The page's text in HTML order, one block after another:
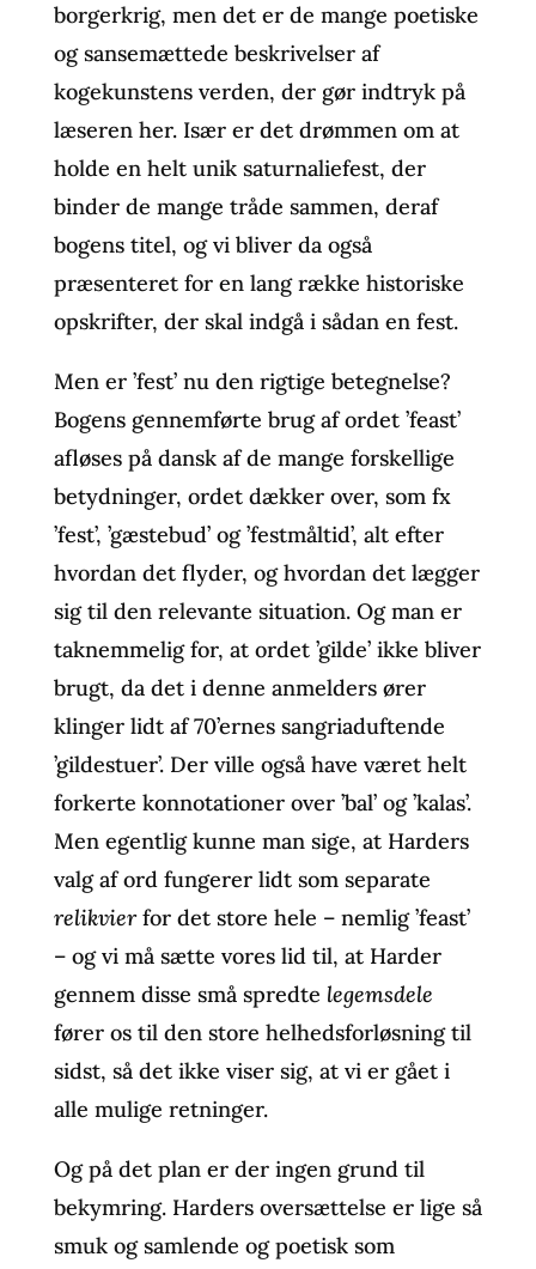
borgerkrig, men det er de mange poetiske
og sansemættede beskrivelser af
kogekunstens verden, der gør indtryk på
læseren her. Især er det drømmen om at
holde en helt unik saturnaliefest, der
binder de mange tråde sammen, deraf
bogens titel, og vi bliver da også
præsenteret for en lang række historiske
opskrifter, der skal indgå i sådan en fest.
Men er ’fest’ nu den rigtige betegnelse?
Bogens gennemførte brug af ordet ’feast’
afløses på dansk af de mange forskellige
betydninger, ordet dækker over, som fx
’fest’, ’gæstebud’ og ’festmåltid’, alt efter
hvordan det flyder, og hvordan det lægger
sig til den relevante situation. Og man er
taknemmelig for, at ordet ’gilde’ ikke bliver
brugt, da det i denne anmelders ører
klinger lidt af 70’ernes sangriaduftende
’gildestuer’. Der ville også have været helt
forkerte konnotationer over ’bal’ og ’kalas’.
Men egentlig kunne man sige, at Harders
valg af ord fungerer lidt som separate
relikvierfor det store hele – nemlig ’feast’
– og vi må sætte vores lid til, at Harder
gennem disse små spredte legemsdele
fører os til den store helhedsforløsning til
sidst, så det ikke viser sig, at vi er gået i
alle mulige retninger.
Og på det plan er der ingen grund til
bekymring. Harders oversættelse er lige så
smuk og samlende og poetisk som